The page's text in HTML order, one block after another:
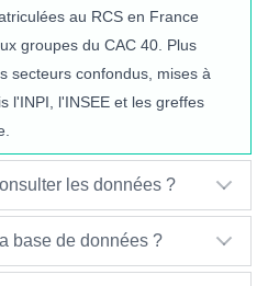
au RCS en France
groupes du CAC 40. Plus
secteurs confondus, mises à
l'INPI, l'INSEE et les greffes
les données ?
base de données ?